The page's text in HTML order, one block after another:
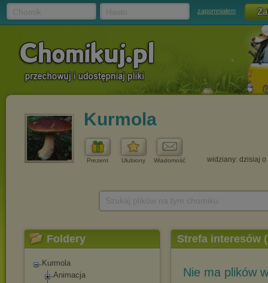
zapomniałem
Kurmola
Prezent Ulubiony Wiadomość widziany: dzisiaj o
Foldery
Kurmola
Animacja
Strefa interesów
Nie ma plików